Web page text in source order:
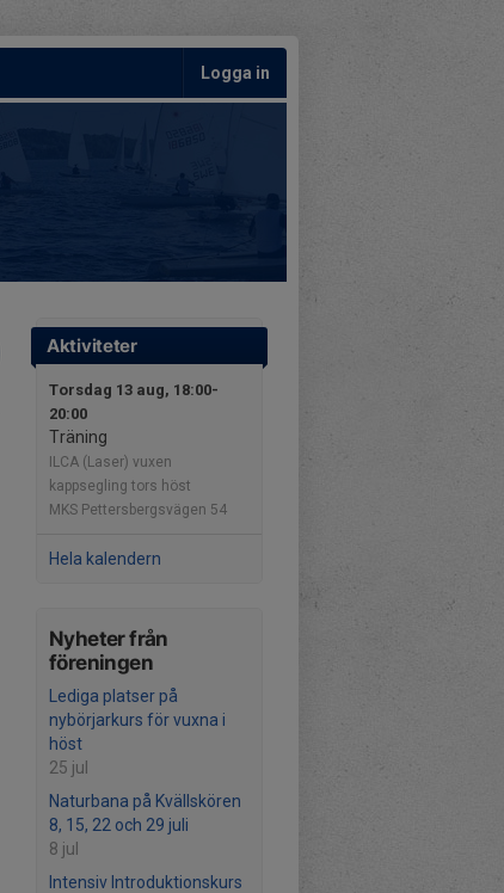
Logga in
Aktiviteter
Torsdag 13 aug, 18:00-
20:00
Träning
ILCA (Laser) vuxen
kappsegling tors höst
MKS Pettersbergsvägen 54
Hela kalendern
Nyheter från
föreningen
Lediga platser på
nybörjarkurs för vuxna i
höst
25 jul
Naturbana på Kvällskören
8, 15, 22 och 29 juli
8 jul
Intensiv Introduktionskurs